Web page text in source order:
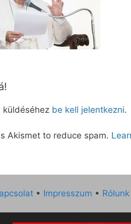
küldéséhez be kell jelentkezni.
Akismet to reduce spam.
• Impresszum • Rólunk